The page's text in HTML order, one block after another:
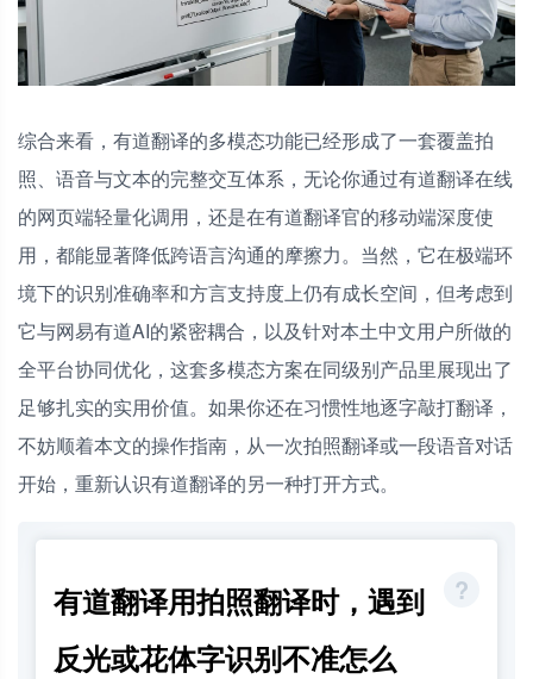
综合来看，有道翻译的多模态功能已经形成了一套覆盖拍
照、语音与文本的完整交互体系，无论你通过有道翻译在线
的网页端轻量化调用，还是在有道翻译官的移动端深度使
用，都能显著降低跨语言沟通的摩擦力。当然，它在极端环
境下的识别准确率和方言支持度上仍有成长空间，但考虑到
它与网易有道AI的紧密耦合，以及针对本土中文用户所做的
全平台协同优化，这套多模态方案在同级别产品里展现出了
足够扎实的实用价值。如果你还在习惯性地逐字敲打翻译，
不妨顺着本文的操作指南，从一次拍照翻译或一段语音对话
开始，重新认识有道翻译的另一种打开方式。
有道翻译用拍照翻译时，遇到
反光或花体字识别不准怎么